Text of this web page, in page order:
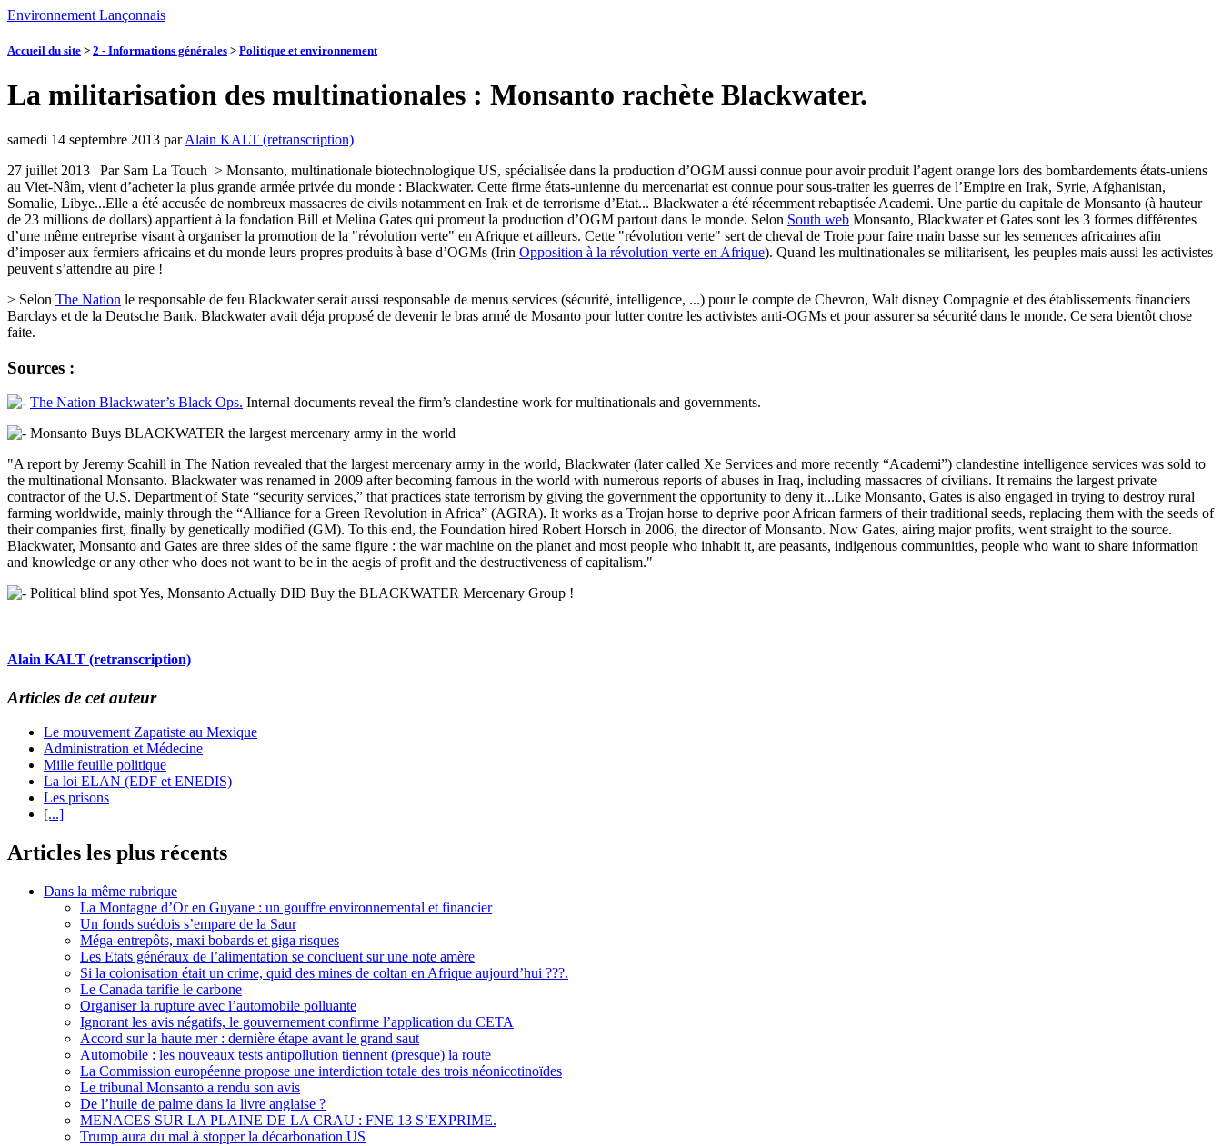
Environnement Lançonnais
Accueil du site > 2 - Informations générales > Politique et environnement
La militarisation des multinationales : Monsanto rachète Blackwater.
samedi 14 septembre 2013 parAlain KALT (retranscription)
27 juillet 2013 | Par Sam La Touch > Monsanto, multinationale biotechnologique US, spécialisée dans la production d’OGM aussi connue pour avoir produit l’agent orange lors des bombardements états-uniens
au Viet-Nâm, vient d’acheter la plus grande armée privée du monde : Blackwater. Cette firme états-unienne du mercenariat est connue pour sous-traiter les guerres de l’Empire en Irak, Syrie, Afghanistan,
Somalie, Libye...Elle a été accusée de nombreux massacres de civils notamment en Irak et de terrorisme d’Etat... Blackwater a été récemment rebaptisée Academi. Une partie du capitale de Monsanto (à hauteur
de 23 millions de dollars) appartient à la fondation Bill et Melina Gates qui promeut la production d’OGM partout dans le monde. Selon South web Monsanto, Blackwater et Gates sont les 3 formes différentes
d’une même entreprise visant à organiser la promotion de la "révolution verte" en Afrique et ailleurs. Cette "révolution verte" sert de cheval de Troie pour faire main basse sur les semences africaines afin
d’imposer aux fermiers africains et du monde leurs propres produits à base d’OGMs (Irin Opposition à la révolution verte en Afrique). Quand les multinationales se militarisent, les peuples mais aussi les activistes
peuvent s’attendre au pire !
> Selon The Nation le responsable de feu Blackwater serait aussi responsable de menus services (sécurité, intelligence, ...) pour le compte de Chevron, Walt disney Compagnie et des établissements financiers
Barclays et de la Deutsche Bank. Blackwater avait déja proposé de devenir le bras armé de Mosanto pour lutter contre les activistes anti-OGMs et pour assurer sa sécurité dans le monde. Ce sera bientôt chose
faite.
Sources :
The Nation Blackwater’s Black Ops. Internal documents reveal the firm’s clandestine work for multinationals and governments.
Monsanto Buys BLACKWATER the largest mercenary army in the world
"A report by Jeremy Scahill in The Nation revealed that the largest mercenary army in the world, Blackwater (later called Xe Services and more recently “Academi”) clandestine intelligence services was sold to
the multinational Monsanto. Blackwater was renamed in 2009 after becoming famous in the world with numerous reports of abuses in Iraq, including massacres of civilians. It remains the largest private
contractor of the U.S. Department of State “security services,” that practices state terrorism by giving the government the opportunity to deny it...Like Monsanto, Gates is also engaged in trying to destroy rural
farming worldwide, mainly through the “Alliance for a Green Revolution in Africa” (AGRA). It works as a Trojan horse to deprive poor African farmers of their traditional seeds, replacing them with the seeds of
their companies first, finally by genetically modified (GM). To this end, the Foundation hired Robert Horsch in 2006, the director of Monsanto. Now Gates, airing major profits, went straight to the source.
Blackwater, Monsanto and Gates are three sides of the same figure : the war machine on the planet and most people who inhabit it, are peasants, indigenous communities, people who want to share information
and knowledge or any other who does not want to be in the aegis of profit and the destructiveness of capitalism."
Political blind spot Yes, Monsanto Actually DID Buy the BLACKWATER Mercenary Group !
Alain KALT (retranscription)
Articles de cet auteur
Le mouvement Zapatiste au Mexique
Administration et Médecine
Mille feuille politique
La loi ELAN (EDF et ENEDIS)
Les prisons
[...]
Articles les plus récents
Dans la même rubrique
La Montagne d’Or en Guyane : un gouffre environnemental et financier
Un fonds suédois s’empare de la Saur
Méga-entrepôts, maxi bobards et giga risques
Les Etats généraux de l’alimentation se concluent sur une note amère
Si la colonisation était un crime, quid des mines de coltan en Afrique aujourd’hui ???.
Le Canada tarifie le carbone
Organiser la rupture avec l’automobile polluante
Ignorant les avis négatifs, le gouvernement confirme l’application du CETA
Accord sur la haute mer : dernière étape avant le grand saut
Automobile : les nouveaux tests antipollution tiennent (presque) la route
La Commission européenne propose une interdiction totale des trois néonicotinoïdes
Le tribunal Monsanto a rendu son avis
De l’huile de palme dans la livre anglaise ?
MENACES SUR LA PLAINE DE LA CRAU : FNE 13 S’EXPRIME.
Trump aura du mal à stopper la décarbonation US